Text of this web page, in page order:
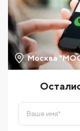
Москва